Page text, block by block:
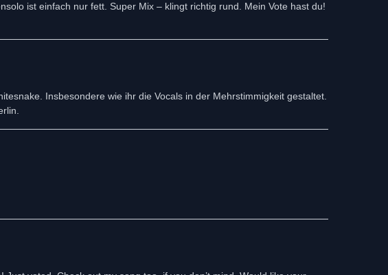
ist einfach nur fett. Super Mix – klingt richtig rund. Mein Vote hast du!
Insbesondere wie ihr die Vocals in der Mehrstimmigkeit gestaltet.